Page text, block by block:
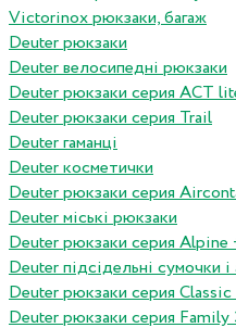
Victorinox рюкзаки, багаж
Deuter рюкзаки
Deuter велосипедні рюкзаки
Deuter рюкзаки серия ACT
Deuter рюкзаки серия Trail
Deuter гаманці
Deuter косметички
Deuter рюкзаки серия
Deuter міські рюкзаки
Deuter рюкзаки серия Alpine
Deuter підсідельні сумочки
Deuter рюкзаки серия
Deuter рюкзаки серия Family